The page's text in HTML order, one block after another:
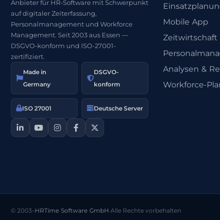
Anbieter für HR-Software mit Schwerpunkt
auf digitaler Zeiterfassung,
Personalmanagement und Workforce
Management. Seit 2003 aus Essen —
DSGVO-konform und ISO-27001-
zertifiziert.
Made in
Germany
DSGVO-
konform
ISO 27001 Deutsche Server
Mobile App
Zeitwirtschaft
Analysen &
Workforce-
© 2003–HRTime Software GmbH·Alle Rechte vorbehalten